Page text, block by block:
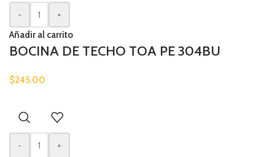
-
+
Añadir al carrito
BOCINA DE TECHO TOA PE 304BU
$245.00
-
+